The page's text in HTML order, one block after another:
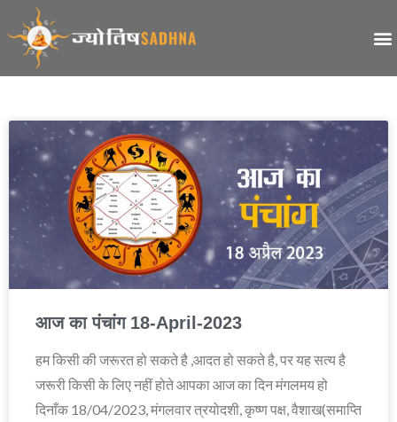
आज का पंचांग 18-April-2023
हम किसी की जरूरत हो सकते है ,आदत हो सकते है, पर यह सत्य है
जरूरी किसी के लिए नहीं होते आपका आज का दिन मंगलमय हो
दिनाँक 18/04/2023, मंगलवार त्रयोदशी, कृष्ण पक्ष, वैशाख(समाप्ति